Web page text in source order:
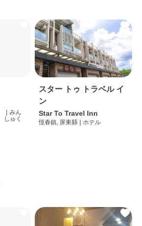
みん
しゅく
スター トゥ トラベル イ
ン
Star To Travel Inn
恆春鎮, 屏東縣 ホテル